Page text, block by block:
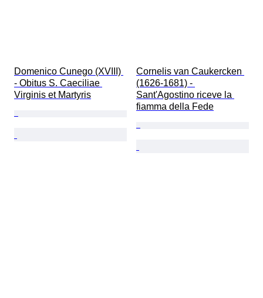
Domenico Cunego (XVIII)
- Obitus S. Caeciliae
Virginis et Martyris
Cornelis van Caukercken
(1626-1681) -
Sant'Agostino riceve la
fiamma della Fede